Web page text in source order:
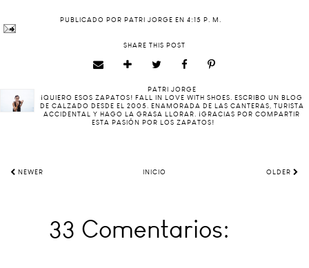
PUBLICADO POR PATRI JORGE EN 4:15 P. M.
SHARE THIS POST
PATRI JORGE
¡QUIERO ESOS ZAPATOS! FALL IN LOVE WITH SHOES. ESCRIBO UN BLOG
DE CALZADO DESDE EL 2005. ENAMORADA DE LAS CANTERAS, TURISTA
ACCIDENTAL Y HAGO LA GRASA LLORAR. ¡GRACIAS POR COMPARTIR
ESTA PASIÓN POR LOS ZAPATOS!
NEWER INICIO OLDER
33 Comentarios: